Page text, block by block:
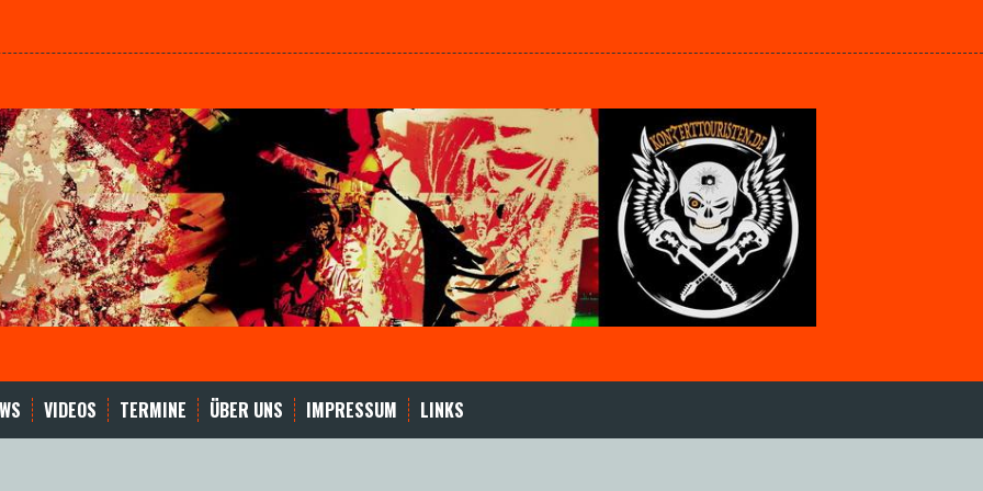
VIDEOS TERMINE ÜBER UNS IMPRESSUM LINKS